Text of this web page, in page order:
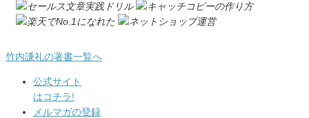
竹内謙礼の著書一覧へ
公式サイト
はコチラ!
メルマガの登録